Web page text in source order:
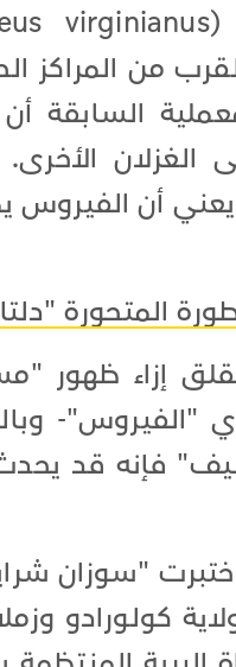
من المراكز
الغزلان
أن
المتحورة
إزاء ظهور
"الفيروس"-
فإنه قد يحدث